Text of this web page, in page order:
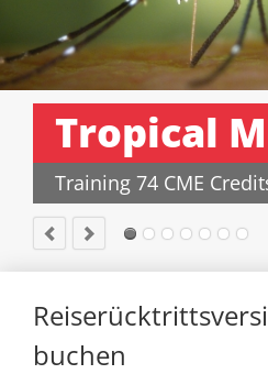
Tropical
Training 74 CME
buchen